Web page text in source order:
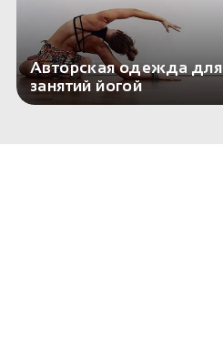
Авторская одежда для
занятий йогой